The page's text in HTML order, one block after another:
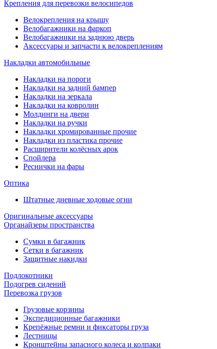
Крепления для перевозки велосипедов
Велокрепления на крышу
Велобагажники на фаркоп
Велобагажники на заднюю дверь
Аксессуары и запчасти к велокреплениям
Накладки автомобильные
Накладки на пороги
Накладки на задний бампер
Накладки на зеркала
Накладки на ковролин
Молдинги на двери
Накладки на ручки
Накладки хромированные прочие
Накладки из пластика прочие
Расширители колёсных арок
Спойлера
Реснички на фары
Оптика
Штатные дневные ходовые огни
Оригинальные аксессуары
Органайзеры пространства
Сумки в багажник
Сетки в багажник
Защитные накидки
Подлокотники
Подогрев сидений
Перевозка грузов
Грузовые корзины
Экспедиционные багажники
Крепёжные ремни и фиксаторы груза
Лестницы
Кронштейны запасного колеса и колпаки